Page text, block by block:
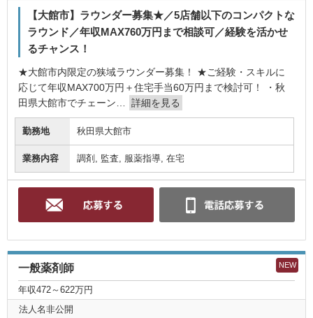
【大館市】ラウンダー募集★／5店舗以下のコンパクトな
ラウンド／年収MAX760万円まで相談可／経験を活かせ
るチャンス！
★大館市内限定の狭域ラウンダー募集！ ★ご経験・スキルに
応じて年収MAX700万円＋住宅手当60万円まで検討可！ ・秋
田県大館市でチェーン…
詳細を見る
勤務地 秋田県大館市
業務内容 調剤, 監査, 服薬指導, 在宅
NEW
一般薬剤師
年収472～622万円
法人名非公開